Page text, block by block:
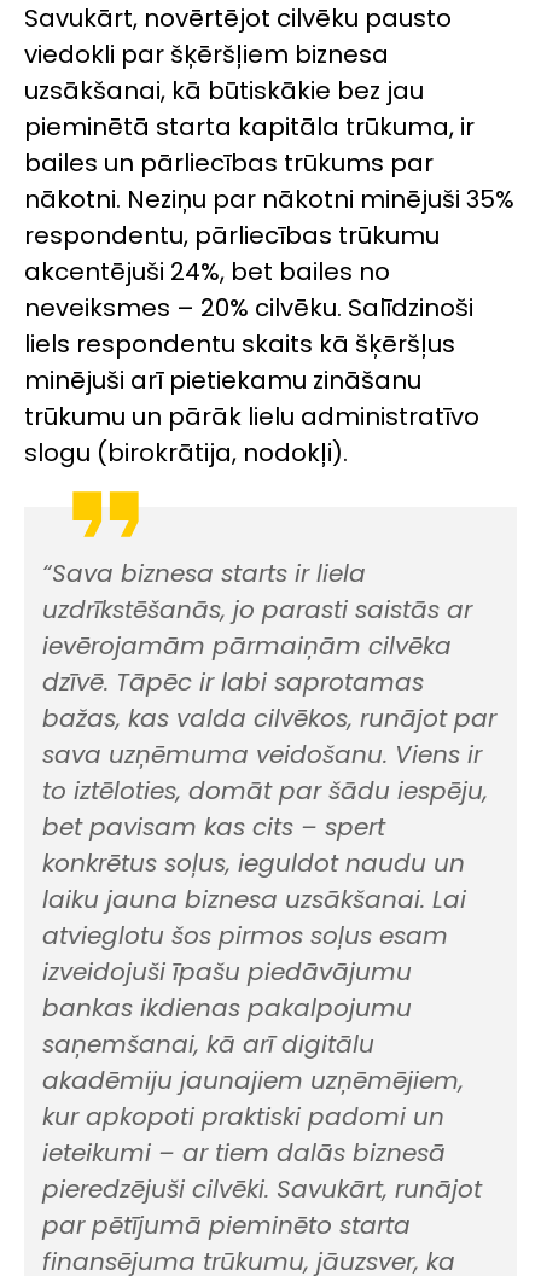
Savukārt, novērtējot cilvēku pausto
viedokli par šķēršļiem biznesa
uzsākšanai, kā būtiskākie bez jau
pieminētā starta kapitāla trūkuma, ir
bailes un pārliecības trūkums par
nākotni. Neziņu par nākotni minējuši 35%
respondentu, pārliecības trūkumu
akcentējuši 24%, bet bailes no
neveiksmes – 20% cilvēku. Salīdzinoši
liels respondentu skaits kā šķēršļus
minējuši arī pietiekamu zināšanu
trūkumu un pārāk lielu administratīvo
slogu (birokrātija, nodokļi).
“Sava biznesa starts ir liela
uzdrīkstēšanās, jo parasti saistās ar
ievērojamām pārmaiņām cilvēka
dzīvē. Tāpēc ir labi saprotamas
bažas, kas valda cilvēkos, runājot par
sava uzņēmuma veidošanu. Viens ir
to iztēloties, domāt par šādu iespēju,
bet pavisam kas cits – spert
konkrētus soļus, ieguldot naudu un
laiku jauna biznesa uzsākšanai. Lai
atvieglotu šos pirmos soļus esam
izveidojuši īpašu piedāvājumu
bankas ikdienas pakalpojumu
saņemšanai, kā arī digitālu
akadēmiju jaunajiem uzņēmējiem,
kur apkopoti praktiski padomi un
ieteikumi – ar tiem dalās biznesā
pieredzējuši cilvēki. Savukārt, runājot
par pētījumā pieminēto starta
finansējuma trūkumu, jāuzsver, ka